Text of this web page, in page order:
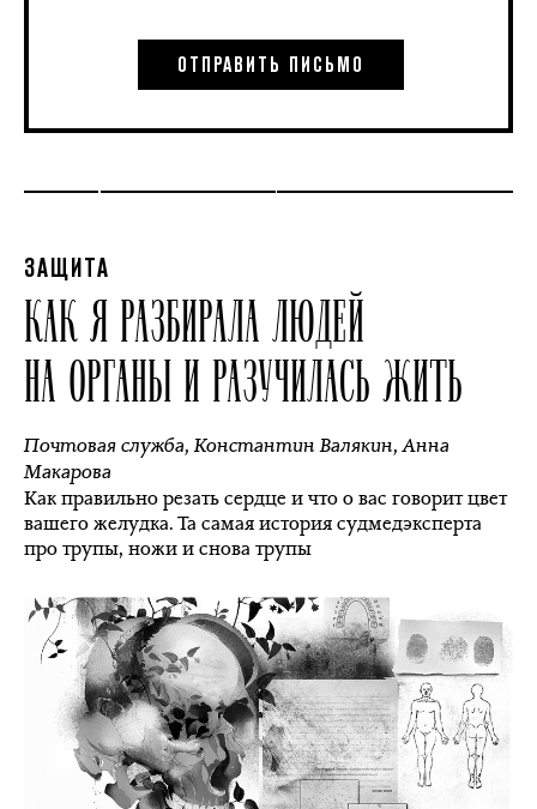
ЗАЩИТА
КАК Я РАЗБИРАЛА ЛЮДЕЙ
НА ОРГАНЫ И РАЗУЧИЛАСЬ ЖИТЬ
Почтовая служба,Константин Валякин,Анна
Макарова
Как правильно резать сердце и что о вас говорит цвет
вашего желудка. Та самая история судмедэксперта
про трупы, ножи и снова трупы